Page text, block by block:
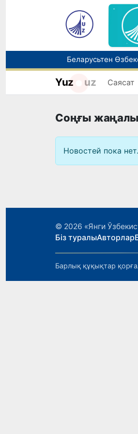
Беларусьтен
Жарты жылда
Yuz uz Саясат
Соңғы
Новостей пока нет.
© 2026 «Янги
Біз туралыАвторлар
Барлық құқықтар